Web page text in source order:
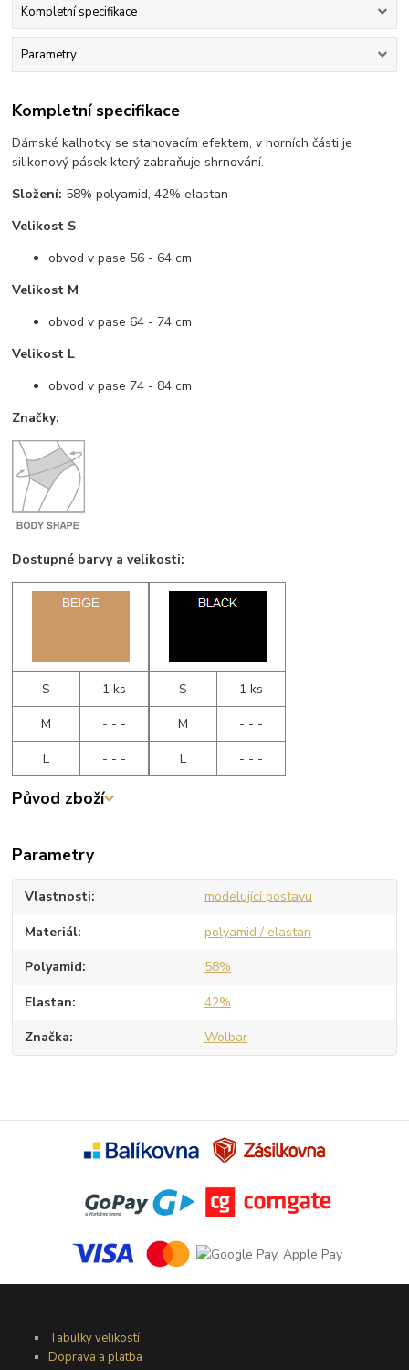
Kompletní specifikace
Parametry
Kompletní specifikace
Dámské kalhotky se stahovacím efektem, v horních části je
silikonový pásek který zabraňuje shrnování.
Složení: 58% polyamid, 42% elastan
Velikost S
obvod v pase 56 - 64 cm
Velikost M
obvod v pase 64 - 74 cm
Velikost L
obvod v pase 74 - 84 cm
Značky:
Dostupné barvy a velikosti:
S
1 ks
M
- - -
L
- - -
S
1 ks
M
- - -
L
- - -
Původ zboží
Parametry
Vlastnosti modelující postavu
Materiál polyamid / elastan
Polyamid 58%
Elastan 42%
Značka Wolbar
Tabulky velikostí
Doprava a platba